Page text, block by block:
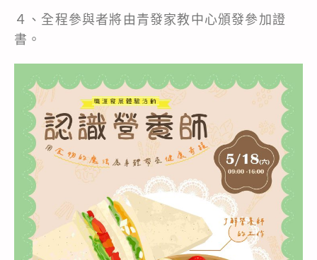
４、全程參與者將由青發家教中心頒發參加證
書。